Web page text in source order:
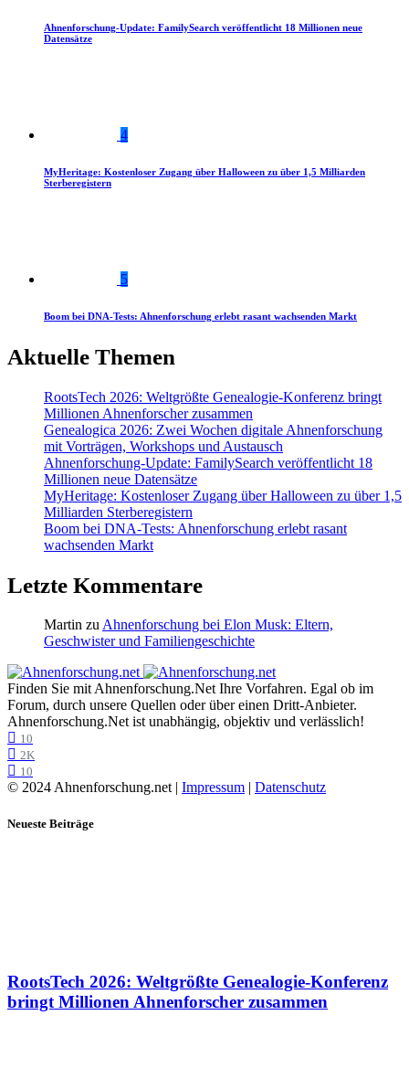
Ahnenforschung-Update: FamilySearch veröffentlicht 18 Millionen neue
Datensätze
4
MyHeritage: Kostenloser Zugang über Halloween zu über 1,5 Milliarden
Sterberegistern
5
Boom bei DNA-Tests: Ahnenforschung erlebt rasant wachsenden Markt
Aktuelle Themen
RootsTech 2026: Weltgrößte Genealogie-Konferenz bringt
Millionen Ahnenforscher zusammen
Genealogica 2026: Zwei Wochen digitale Ahnenforschung
mit Vorträgen, Workshops und Austausch
Ahnenforschung-Update: FamilySearch veröffentlicht 18
Millionen neue Datensätze
MyHeritage: Kostenloser Zugang über Halloween zu über 1,5
Milliarden Sterberegistern
Boom bei DNA-Tests: Ahnenforschung erlebt rasant
wachsenden Markt
Letzte Kommentare
Martin zu Ahnenforschung bei Elon Musk: Eltern,
Geschwister und Familiengeschichte
Finden Sie mit Ahnenforschung.Net Ihre Vorfahren. Egal ob im
Forum, durch unsere Quellen oder über einen Dritt-Anbieter.
Ahnenforschung.Net ist unabhängig, objektiv und verlässlich!
10
2K
10
© 2024 Ahnenforschung.net | Impressum | Datenschutz
Neueste Beiträge
RootsTech 2026: Weltgrößte Genealogie-Konferenz
bringt Millionen Ahnenforscher zusammen